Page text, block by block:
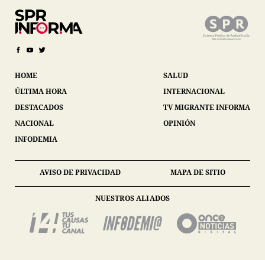
HOME
ÚLTIMA HORA
DESTACADOS
NACIONAL
INFODEMIA
SALUD
INTERNACIONAL
TV MIGRANTE INFORMA
OPINIÓN
AVISO DE PRIVACIDAD MAPA DE SITIO
NUESTROS ALIADOS